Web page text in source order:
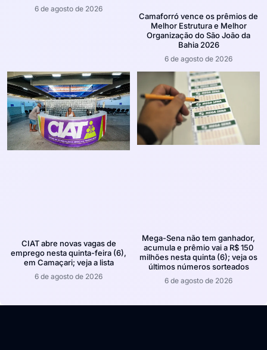
6 de agosto de 2026
Camaforró vence os prêmios de
Melhor Estrutura e Melhor
Organização do São João da
Bahia 2026
6 de agosto de 2026
CIAT abre novas vagas de
emprego nesta quinta-feira (6),
em Camaçari; veja a lista
6 de agosto de 2026
Mega-Sena não tem ganhador,
acumula e prêmio vai a R$ 150
milhões nesta quinta (6); veja os
últimos números sorteados
6 de agosto de 2026